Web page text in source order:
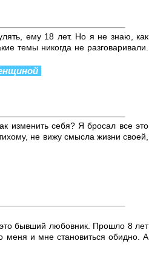
ему 18 лет. Но я не знаю, как
темы никогда не разговаривали.
изменить себя? Я бросал все это
не вижу смысла жизни своей,
бывший любовник. Прошло 8 лет
меня и мне становиться обидно. А